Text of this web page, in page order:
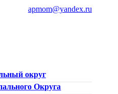
apmom@yandex.ru
округ
Округа